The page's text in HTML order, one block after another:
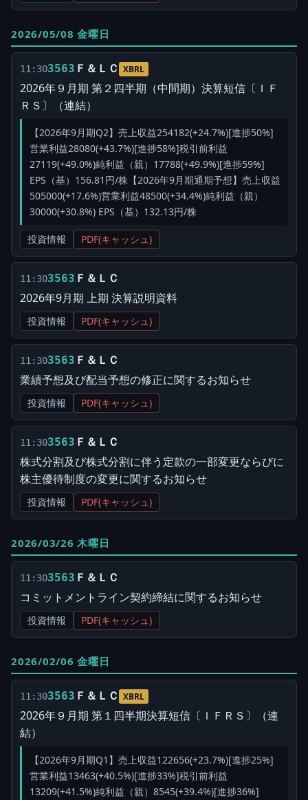
2026/05/08 金曜日
11:303563 Ｆ＆ＬＣ XBRL
2026年９月期 第２四半期（中間期）決算短信〔ＩＦ
ＲＳ〕（連結）
【2026年9月期Q2】売上収益254182(+24.7%)[進捗50%]
営業利益28080(+43.7%)[進捗58%]税引前利益
27119(+49.0%)純利益（親）17788(+49.9%)[進捗59%]
EPS（基）156.81円/株【2026年9月期通期予想】売上収益
505000(+17.6%)営業利益48500(+34.4%)純利益（親）
30000(+30.8%) EPS（基）132.13円/株
投資情報 PDF(キャッシュ)
11:303563 Ｆ＆ＬＣ
2026年9月期 上期 決算説明資料
投資情報 PDF(キャッシュ)
11:303563 Ｆ＆ＬＣ
業績予想及び配当予想の修正に関するお知らせ
投資情報 PDF(キャッシュ)
11:303563 Ｆ＆ＬＣ
株式分割及び株式分割に伴う定款の一部変更ならびに
株主優待制度の変更に関するお知らせ
投資情報 PDF(キャッシュ)
2026/03/26 木曜日
11:303563 Ｆ＆ＬＣ
コミットメントライン契約締結に関するお知らせ
投資情報 PDF(キャッシュ)
2026/02/06 金曜日
11:303563 Ｆ＆ＬＣ XBRL
2026年９月期 第１四半期決算短信〔ＩＦＲＳ〕（連
結）
【2026年9月期Q1】売上収益122656(+23.7%)[進捗25%]
営業利益13463(+40.5%)[進捗33%]税引前利益
13209(+41.5%)純利益（親）8545(+39.4%)[進捗36%]